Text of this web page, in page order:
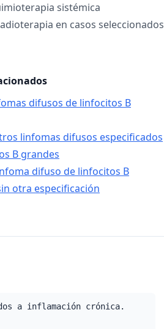
sistémica
en casos seleccionados
difusos de linfocitos B
linfomas difusos especificados
B grandes
difuso de linfocitos B
otra especificación
a inflamación crónica.